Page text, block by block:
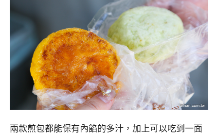
兩款煎包都能保有內餡的多汁，加上可以吃到一面